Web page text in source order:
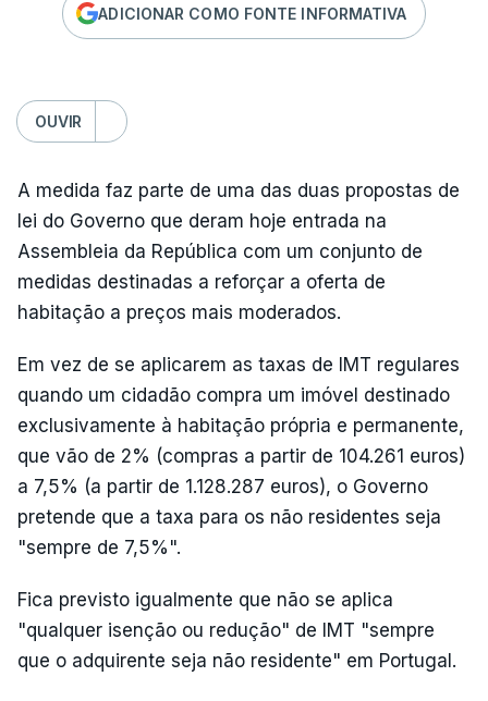
ADICIONAR COMO FONTE INFORMATIVA
OUVIR
A medida faz parte de uma das duas propostas de
lei do Governo que deram hoje entrada na
Assembleia da República com um conjunto de
medidas destinadas a reforçar a oferta de
habitação a preços mais moderados.
Em vez de se aplicarem as taxas de IMT regulares
quando um cidadão compra um imóvel destinado
exclusivamente à habitação própria e permanente,
que vão de 2% (compras a partir de 104.261 euros)
a 7,5% (a partir de 1.128.287 euros), o Governo
pretende que a taxa para os não residentes seja
"sempre de 7,5%".
Fica previsto igualmente que não se aplica
"qualquer isenção ou redução" de IMT "sempre
que o adquirente seja não residente" em Portugal.